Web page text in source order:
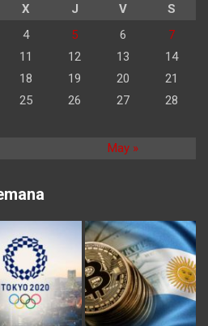
X J V S
May »
4 5 6
7
11 12 13
14
18 19 20
21
25 26 27
28